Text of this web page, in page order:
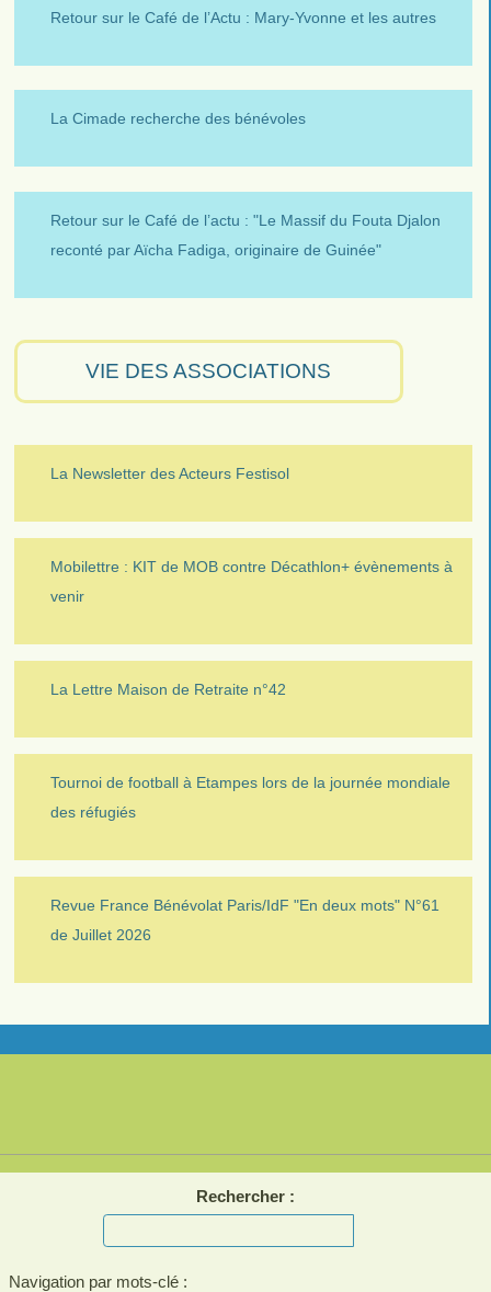
Retour sur le Café de l’Actu : Mary-Yvonne et les autres
La Cimade recherche des bénévoles
Retour sur le Café de l’actu : "Le Massif du Fouta Djalon
reconté par Aïcha Fadiga, originaire de Guinée"
VIE DES ASSOCIATIONS
La Newsletter des Acteurs Festisol
Mobilettre : KIT de MOB contre Décathlon+ évènements à
venir
La Lettre Maison de Retraite n°42
Tournoi de football à Etampes lors de la journée mondiale
des réfugiés
Revue France Bénévolat Paris/IdF "En deux mots" N°61
de Juillet 2026
Rechercher :
Navigation par mots-clé :